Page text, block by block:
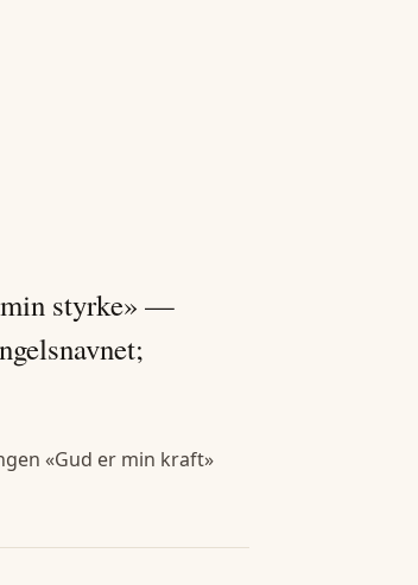
min styrke» —
«Gud er min kraft»